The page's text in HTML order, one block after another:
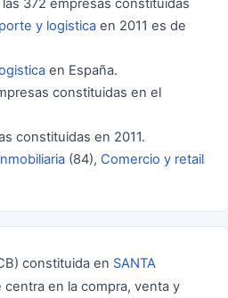
372 empresas constituidas
y logistica en 2011 es de
en España.
constituidas en el
constituidas en 2011.
(84), Comercio y retail
constituida en SANTA
en la compra, venta y